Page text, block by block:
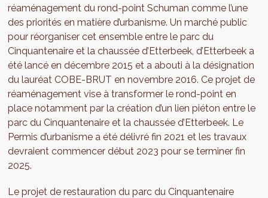
réaménagement du rond-point Schuman comme l’une
des priorités en matière d’urbanisme. Un marché public
pour réorganiser cet ensemble entre le parc du
Cinquantenaire et la chaussée d’Etterbeek, d’Etterbeek a
été lancé en décembre 2015 et a abouti à la désignation
du lauréat COBE-BRUT en novembre 2016. Ce projet de
réaménagement vise à transformer le rond-point en
place notamment par la création d’un lien piéton entre le
parc du Cinquantenaire et la chaussée d’Etterbeek. Le
Permis d’urbanisme a été délivré fin 2021 et les travaux
devraient commencer début 2023 pour se terminer fin
2025.
Le projet de restauration du parc du Cinquantenaire